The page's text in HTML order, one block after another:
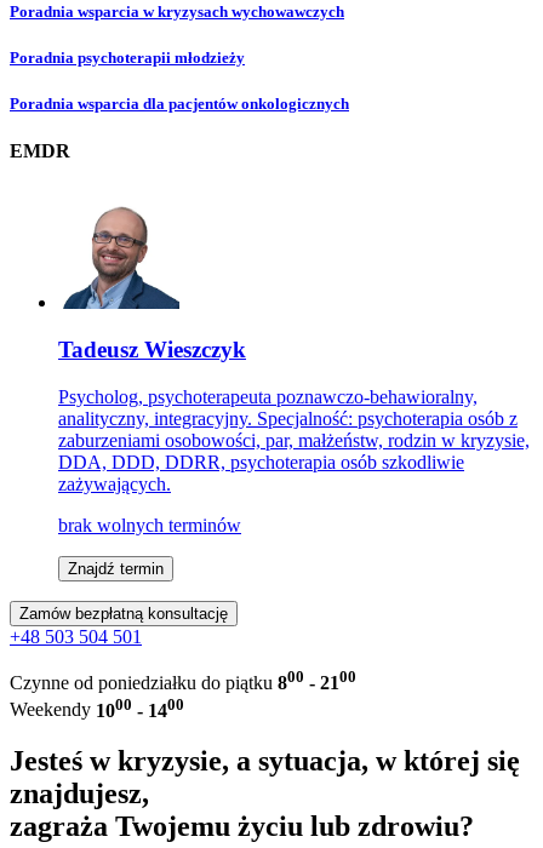
Poradnia wsparcia w kryzysach wychowawczych
Poradnia psychoterapii młodzieży
Poradnia wsparcia dla pacjentów onkologicznych
EMDR
Tadeusz Wieszczyk
Psycholog, psychoterapeuta poznawczo-behawioralny,
analityczny, integracyjny. Specjalność: psychoterapia osób z
zaburzeniami osobowości, par, małżeństw, rodzin w kryzysie,
DDA, DDD, DDRR, psychoterapia osób szkodliwie
zażywających.
brak wolnych terminów
Znajdź termin
Zamów bezpłatną konsultację
+48 503 504 501
Czynne od poniedziałku do piątku 800 - 2100
Weekendy 1000 - 1400
Jesteś w kryzysie, a sytuacja, w której się
znajdujesz,
zagraża Twojemu życiu lub zdrowiu?